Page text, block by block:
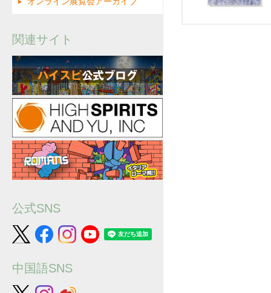
関連サイト
公式SNS
中国語SNS